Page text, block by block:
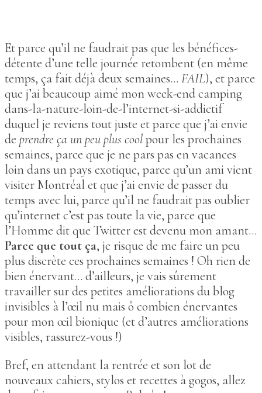
Et parce qu’il ne faudrait pas que les bénéfices-
détente d’une telle journée retombent (en même
temps, ça fait déjà deux semaines… FAIL), et parce
que j’ai beaucoup aimé mon week-end camping
dans-la-nature-loin-de-l’internet-si-addictif
duquel je reviens tout juste et parce que j’ai envie
de prendre ça un peu plus coolpour les prochaines
semaines, parce que je ne pars pas en vacances
loin dans un pays exotique, parce qu’un ami vient
visiter Montréal et que j’ai envie de passer du
temps avec lui, parce qu’il ne faudrait pas oublier
qu’internet c’est pas toute la vie, parce que
l’Homme dit que Twitter est devenu mon amant…
Parce que tout ça, je risque de me faire un peu
plus discrète ces prochaines semaines ! Oh rien de
bien énervant… d’ailleurs, je vais sûrement
travailler sur des petites améliorations du blog
invisibles à l’œil nu mais ô combien énervantes
pour mon œil bionique (et d’autres améliorations
visibles, rassurez-vous !)
Bref, en attendant la rentrée et son lot de
nouveaux cahiers, stylos et recettes à gogos, allez